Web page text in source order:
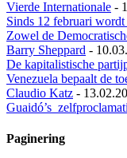
Vierde Internationale -
Sinds 12 februari
Zowel de
Barry Sheppard -
De kapitalistische
Venezuela bepaalt de
Claudio Katz -
Guaidó’s
Paginering